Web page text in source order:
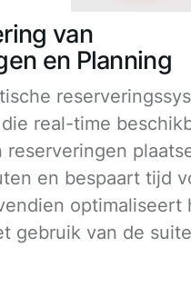
van
en Planning
real-time
reserveringen
en bespaart tijd
optimaliseert
gebruik van de